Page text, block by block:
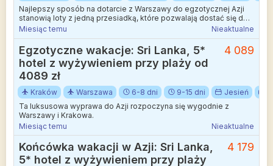
Najlepszy sposób na dotarcie z Warszawy do egzotycznej Azji
stanowią loty z jedną przesiadką, które pozwalają dostać się do
stolicy Sri Lanki. Podróż rozpoczyna się na Lotnisku Chopina, a
trasa obsługiwana jest przez nowoczesną flotę linii Air Arabia z
postojem w Szardży. To doskonała okazja, aby zaplanować
wymarzone wakacje w miejscu pełnym zielonych plantacji
herbaty i buddyjskich świątyń.
Miesiąc temu Nieaktualne
Egzotyczne wakacje: Sri Lanka, 5*
hotel z wyżywieniem przy plaży od
4089 zł
4 089
Kraków Warszawa 6-8 dni 9-15 dni Jesień
Ta luksusowa wyprawa do Azji rozpoczyna się wygodnie z
Warszawy i Krakowa.
Miesiąc temu
Nieaktualne
Końcówka wakacji w Azji: Sri Lanka,
5* hotel z wyżywieniem przy plaży
4 179